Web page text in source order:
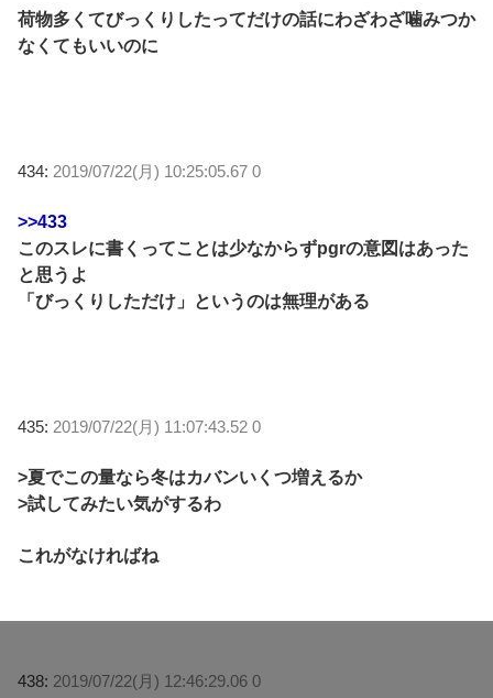
荷物多くてびっくりしたってだけの話にわざわざ噛みつか
なくてもいいのに
434: 2019/07/22(月) 10:25:05.67 0
>>433
このスレに書くってことは少なからずpgrの意図はあった
と思うよ
「びっくりしただけ」というのは無理がある
435: 2019/07/22(月) 11:07:43.52 0
>夏でこの量なら冬はカバンいくつ増えるか
>試してみたい気がするわ
これがなければね
438: 2019/07/22(月) 12:46:29.06 0